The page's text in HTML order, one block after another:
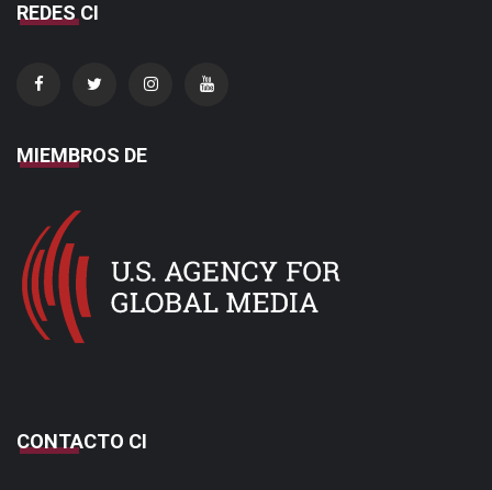
REDES CI
MIEMBROS DE
CONTACTO CI